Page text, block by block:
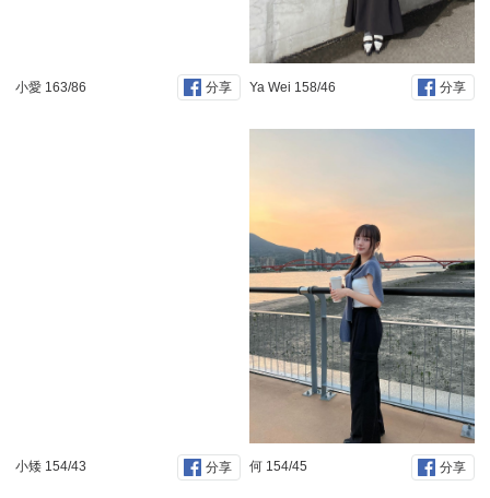
小愛 163/86 分享 Ya Wei 158/46 分享
小矮 154/43 分享 何 154/45 分享